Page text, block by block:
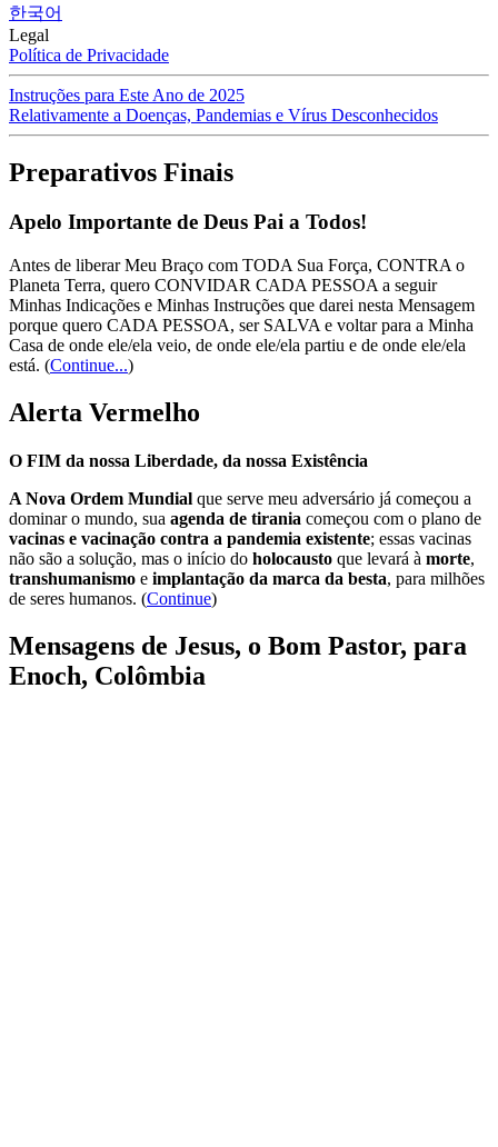
한국어
Legal
Política de Privacidade
Instruções para Este Ano de 2025
Relativamente a Doenças, Pandemias e Vírus Desconhecidos
Preparativos Finais
Apelo Importante de Deus Pai a Todos!
Antes de liberar Meu Braço com TODA Sua Força, CONTRA o
Planeta Terra, quero CONVIDAR CADA PESSOA a seguir
Minhas Indicações e Minhas Instruções que darei nesta Mensagem
porque quero CADA PESSOA, ser SALVA e voltar para a Minha
Casa de onde ele/ela veio, de onde ele/ela partiu e de onde ele/ela
está. (Continue...)
Alerta Vermelho
O FIM da nossa Liberdade, da nossa Existência
A Nova Ordem Mundial que serve meu adversário já começou a
dominar o mundo, sua agenda de tirania começou com o plano de
vacinas e vacinação contra a pandemia existente; essas vacinas
não são a solução, mas o início do holocausto que levará à morte,
transhumanismo e implantação da marca da besta, para milhões
de seres humanos. (Continue)
Mensagens de Jesus, o Bom Pastor, para
Enoch, Colômbia